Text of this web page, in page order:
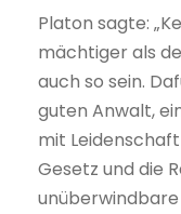
Platon sagte:
mächtiger als
auch so sein.
guten Anwalt,
mit
Gesetz und die
unüberwindbare